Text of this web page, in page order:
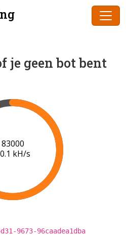
je geen bot bent
84000
kH/s
9673-96caadea1dba